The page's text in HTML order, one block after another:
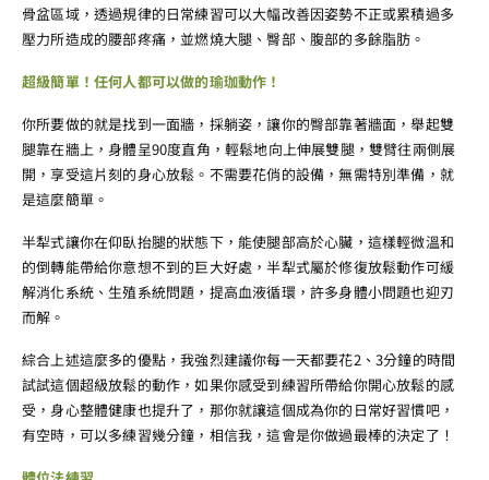
骨盆區域，透過規律的日常練習可以大幅改善因姿勢不正或累積過多
壓力所造成的腰部疼痛，並燃燒大腿、臀部、腹部的多餘脂肪。
超級簡單！任何人都可以做的瑜珈動作！
你所要做的就是找到一面牆，採躺姿，讓你的臀部靠著牆面，舉起雙
腿靠在牆上，身體呈90度直角，輕鬆地向上伸展雙腿，雙臂往兩側展
開，享受這片刻的身心放鬆。不需要花俏的設備，無需特別準備，就
是這麼簡單。
半犁式讓你在仰臥抬腿的狀態下，能使腿部高於心臟，這樣輕微溫和
的倒轉能帶給你意想不到的巨大好處，半犁式屬於修復放鬆動作可緩
解消化系統、生殖系統問題，提高血液循環，許多身體小問題也迎刃
而解。
綜合上述這麼多的優點，我強烈建議你每一天都要花2、3分鐘的時間
試試這個超級放鬆的動作，如果你感受到練習所帶給你開心放鬆的感
受，身心整體健康也提升了，那你就讓這個成為你的日常好習慣吧，
有空時，可以多練習幾分鐘，相信我，這會是你做過最棒的決定了！